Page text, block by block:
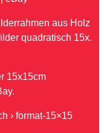
aus Holz
quadratisch 15x.
15x15cm
› format-15×15